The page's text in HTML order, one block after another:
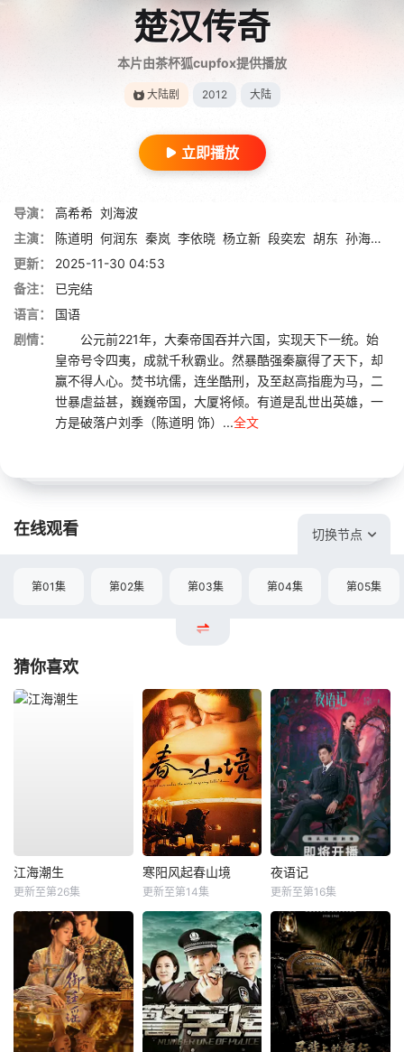
楚汉传奇
本片由茶杯狐cupfox提供播放
大陆剧 2012 大陆
立即播放
导演： 高希希 刘海波
主演：
陈道明 何润东 秦岚 李依晓 杨立新 段奕宏 胡东 孙海英
更新：
2025-11-30 04:53
备注：
已完结
语言：
国语
剧情：
公元前221年，大秦帝国吞并六国，实现天下一统。始
皇帝号令四夷，成就千秋霸业。然暴酷强秦嬴得了天下，却
赢不得人心。焚书坑儒，连坐酷刑，及至赵高指鹿为马，二
世暴虐益甚，巍巍帝国，大厦将倾。有道是乱世出英雄，一
方是破落户刘季（陈道明 饰）...全文
在线观看 切换节点
第01集 第02集 第03集 第04集 第05集
猜你喜欢
江海潮生
更新至第26集
寒阳风起春山境
更新至第14集
夜语记
更新至第16集